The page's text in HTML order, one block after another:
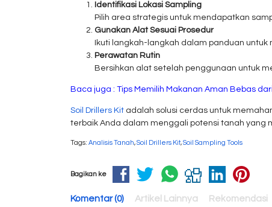
Identifikasi Lokasi Sampling
Pilih area strategis untuk mendapatkan
Gunakan Alat Sesuai Prosedur
Ikuti langkah-langkah dalam panduan
Perawatan Rutin
Bersihkan alat setelah penggunaan untuk
Baca juga : Tips Memilih Makanan Aman Bebas
Soil Drillers Kit adalah solusi cerdas untuk
terbaik Anda dalam menggali potensi tanah yang
Tags: Analisis Tanah,Soil Drillers Kit,Soil Sampling Tools
Bagikan ke
Komentar (0) Artikel Lainnya Rekomendasi